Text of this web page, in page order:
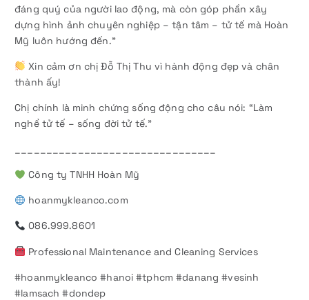
đáng quý của người lao động, mà còn góp phần xây
dựng hình ảnh chuyên nghiệp – tận tâm – tử tế mà Hoàn
Mỹ luôn hướng đến.”
Xin cảm ơn chị Đỗ Thị Thu vì hành động đẹp và chân
thành ấy!
Chị chính là minh chứng sống động cho câu nói: “Làm
nghề tử tế – sống đời tử tế.”
Công ty TNHH Hoàn Mỹ
hoanmykleanco.com
086.999.8601
Professional Maintenance and Cleaning Services
#hoanmykleanco #hanoi #tphcm #danang #vesinh
#lamsach #dondep